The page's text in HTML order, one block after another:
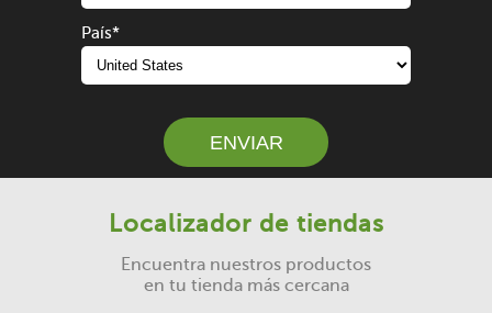
País*
Localizador de tiendas
Encuentra nuestros productos
en tu tienda más cercana